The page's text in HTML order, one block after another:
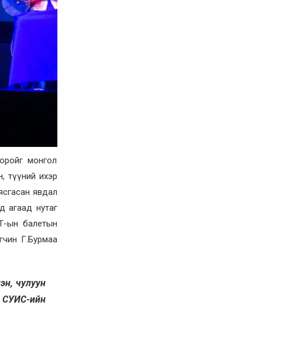
монгол
түүний ихэр
явдал
агаад нутаг
ын балетын
Г.Бурмаа
чулуун
ийн